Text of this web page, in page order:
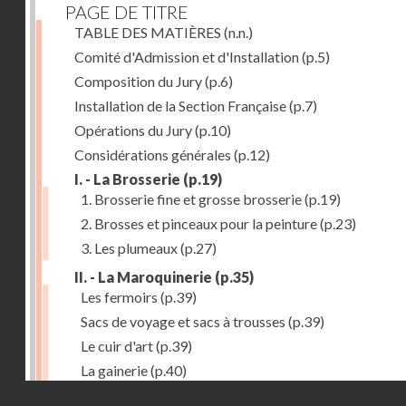
PAGE DE TITRE
TABLE DES MATIÈRES (n.n.)
Comité d'Admission et d'Installation(p.5)
Composition du Jury(p.6)
Installation de la Section Française(p.7)
Opérations du Jury(p.10)
Considérations générales (p.12)
I. - La Brosserie (p.19)
1. Brosserie fine et grosse brosserie(p.19)
2. Brosses et pinceaux pour la peinture(p.23)
3. Les plumeaux(p.27)
II. - La Maroquinerie (p.35)
Les fermoirs (p.39)
Sacs de voyage et sacs à trousses (p.39)
Le cuir d'art(p.39)
La gainerie(p.40)